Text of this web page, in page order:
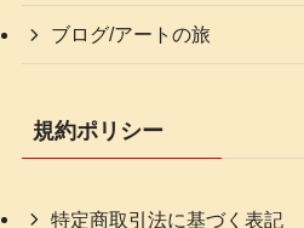
ブログ/アートの旅
規約ポリシー
特定商取引法に基づく表記